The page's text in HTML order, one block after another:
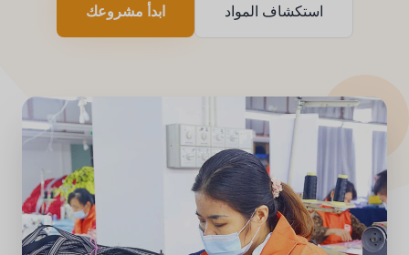
ابدأ مشروعك استكشاف المواد